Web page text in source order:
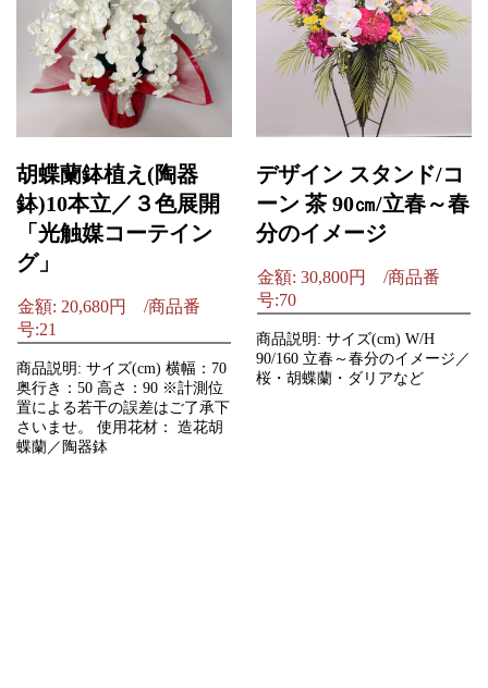
胡蝶蘭鉢植え(陶器
鉢)10本立／３色展開
「光触媒コーテイン
グ」
金額: 20,680円 /商品番
号:21
商品説明: サイズ(cm) 横幅：70
奥行き：50 高さ：90 ※計測位
置による若干の誤差はご了承下
さいませ。 使用花材： 造花胡
蝶蘭／陶器鉢
デザイン スタンド/コ
ーン 茶 90㎝/立春～春
分のイメージ
金額: 30,800円 /商品番
号:70
商品説明: サイズ(cm) W/H
90/160 立春～春分のイメージ／
桜・胡蝶蘭・ダリアなど